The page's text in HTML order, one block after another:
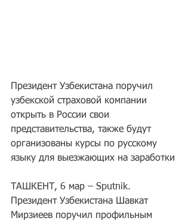
Президент Узбекистана поручил
узбекской страховой компании
открыть в России свои
представительства, также будут
организованы курсы по русскому
языку для выезжающих на заработки
ТАШКЕНТ, 6 мар – Sputnik.
Президент Узбекистана Шавкат
Мирзиеев поручил профильным